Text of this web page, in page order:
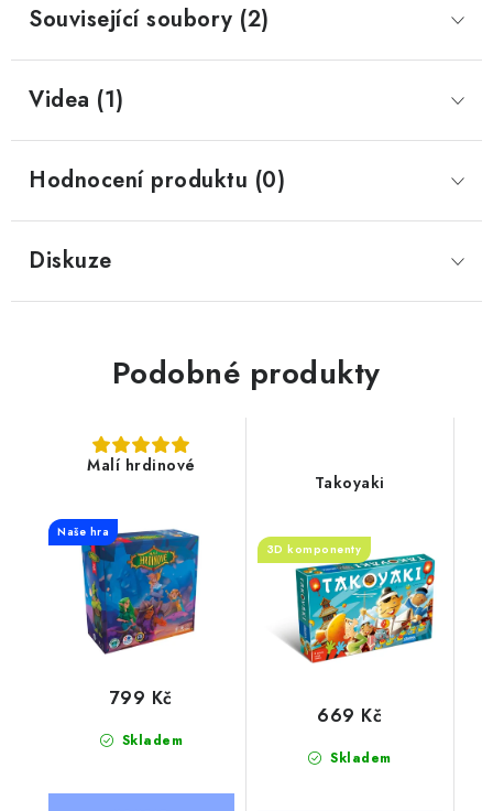
Související soubory (2)
Videa (1)
Hodnocení produktu (0)
Diskuze
Podobné produkty
Malí hrdinové
Naše hra
Skladem
799 Kč
Takoyaki
3D komponenty
Skladem
669 Kč